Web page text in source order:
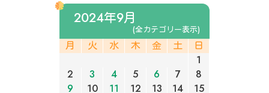
2024年9月
(全カテゴリー表示)
月 火 水 木 金 土 日
1
2
3 4 5 6 7
8
9
10 11 12 13 14
15